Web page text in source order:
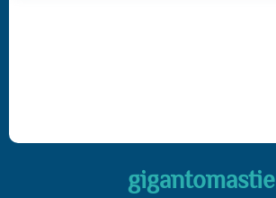
gigantomastie